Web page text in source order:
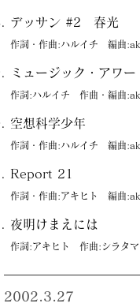
デッサン #2 春光
作詞・作曲:ハルイチ 編曲
ミュージック・アワ
作詞:ハルイチ 作曲・編曲
空想科学少年
作詞・作曲:ハルイチ 編曲
Report 21
作詞・作曲:アキヒト 編曲
夜明けまえには
作詞:アキヒト 作曲:シラタ
2002.3.27